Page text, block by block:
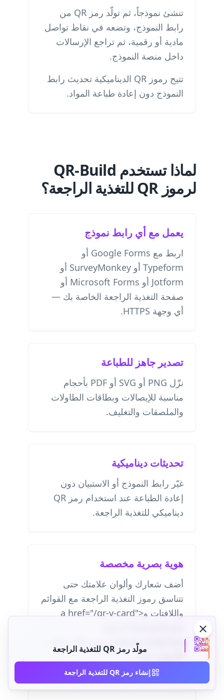
تنشئ نموذجاً، ثم تولّد رمز QR من
رابط النموذج، وتضعه في نقاط تواصل
مادية أو رقمية، ثم تراجع الإرسالات
داخل منصة النموذج.
تتيح رموز QR الديناميكية تحديث رابط
النموذج دون إعادة طباعة المواد.
لماذا تستخدم QR-Build
لرموز QR للتغذية الراجعة؟
يعمل مع أي رابط نموذج
اربط مع Google Forms أو
Typeform أو SurveyMonkey أو
Jotform أو Microsoft Forms أو
صفحة التغذية الراجعة الخاصة بك —
أي وجهة HTTPS.
تصدير جاهز للطباعة
نزّل PNG أو SVG أو PDF بأحجام
مناسبة للإيصالات وبطاقات الطاولات
والملصقات والتغليف.
تحديثات ديناميكية
غيّر رابط النموذج أو الاستبيان دون
إعادة الطباعة عند استخدام رمز QR
ديناميكي للتغذية الراجعة.
هوية بصرية مخصصة
أضف شعارك وألوان علامتك حتى
تتناسق رموز التغذية الراجعة مع القوائم
واللافتات و<a href="/qr-v-card"
مولّد رمز QR للتغذية الراجعة
إنشاء رمز QR للتغذية الراجعة